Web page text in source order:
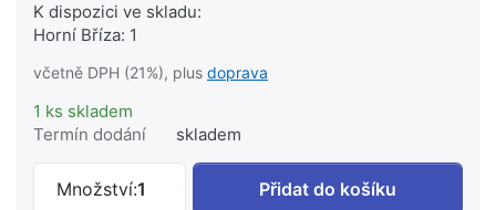
K dispozici ve skladu:
Horní Bříza: 1
včetně DPH (21%), plus doprava
1 ks skladem
Termín dodání
skladem
Množství:1
DUSCHOLUX vanové madlo
Přidat do košíku